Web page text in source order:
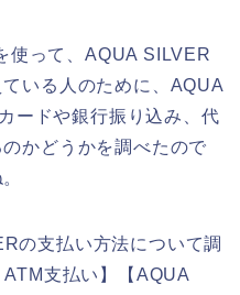
使って、AQUA SILVER
いる人のために、AQUA
ードや銀行振り込み、代
かどうかを調べたので
の支払い方法について調
支払い】【AQUA